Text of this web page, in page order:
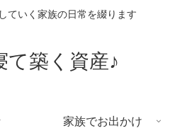
ていく家族の日常を綴ります
て築く資産♪
家族でお出かけ